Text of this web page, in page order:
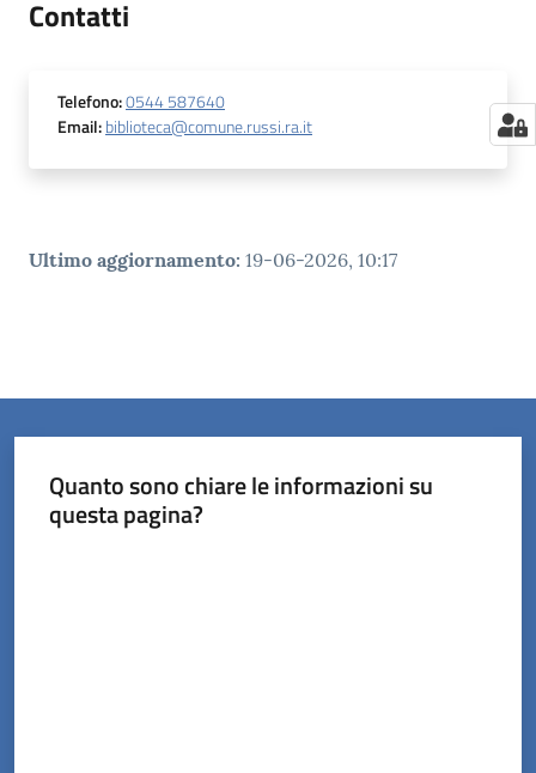
Contatti
Telefono:0544 587640
Email:biblioteca@comune.russi.ra.it
Ultimo aggiornamento: 19-06-2026, 10:17
Quanto sono chiare le informazioni su
questa pagina?